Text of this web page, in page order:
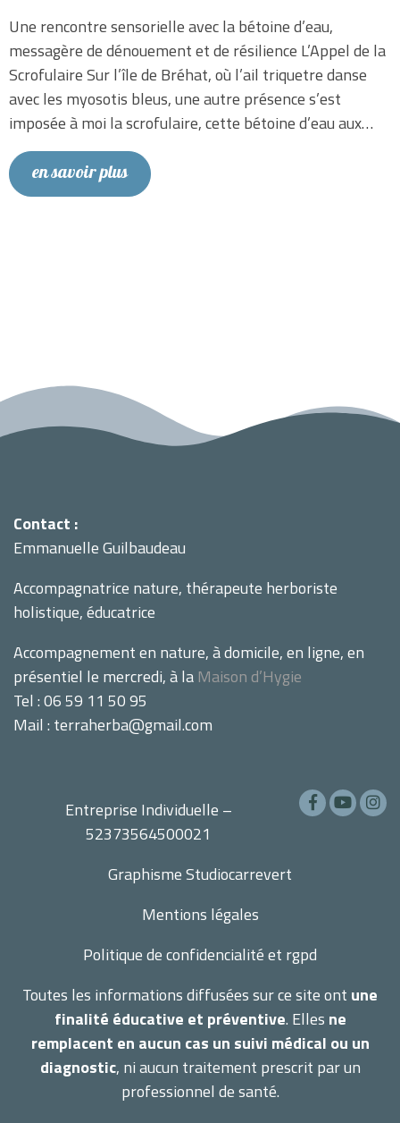
Une rencontre sensorielle avec la bétoine d’eau,
messagère de dénouement et de résilience L’Appel de la
Scrofulaire Sur l’île de Bréhat, où l’ail triquetre danse
avec les myosotis bleus, une autre présence s’est
imposée à moi la scrofulaire, cette bétoine d’eau aux…
en savoir plus
Contact :
Emmanuelle Guilbaudeau
Accompagnatrice nature, thérapeute herboriste
holistique, éducatrice
Accompagnement en nature, à domicile, en ligne, en
présentiel le mercredi, à la Maison d’Hygie
Tel : 06 59 11 50 95
Mail : terraherba@gmail.com
Entreprise Individuelle –
52373564500021
GraphismeStudiocarrevert
Mentions légales
Politique de confidencialité et rgpd
Toutes les informations diffusées sur ce site ont une
finalité éducative et préventive. Elles ne
remplacent en aucun cas un suivi médical ou un
diagnostic, ni aucun traitement prescrit par un
professionnel de santé.